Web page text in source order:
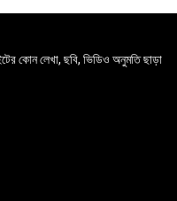
কোন লেখা, ছবি, ভিডিও অনুমতি ছাড়া